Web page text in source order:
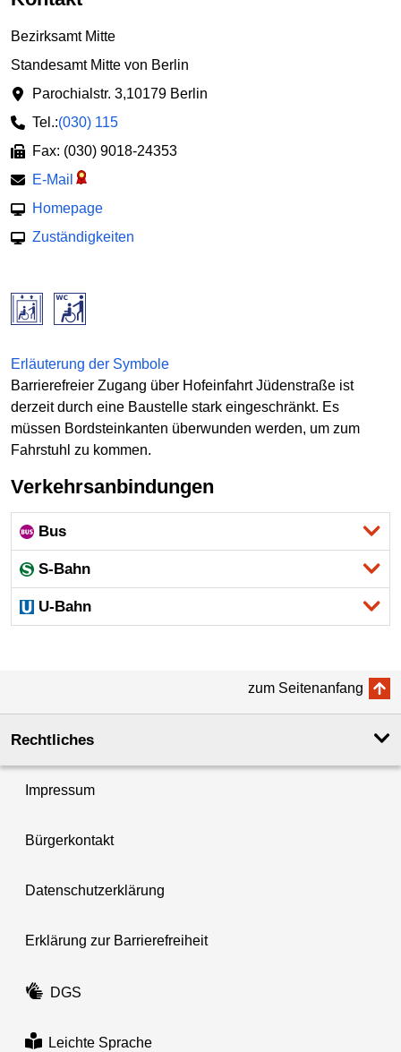
Bezirksamt Mitte
Standesamt Mitte von Berlin
Parochialstr. 3,10179 Berlin
Tel.:(030) 115
Fax: (030) 9018-24353
E-Mail
Homepage
Zuständigkeiten
Erläuterung der Symbole
Barrierefreier Zugang über Hofeinfahrt Jüdenstraße ist
derzeit durch eine Baustelle stark eingeschränkt. Es
müssen Bordsteinkanten überwunden werden, um zum
Fahrstuhl zu kommen.
Verkehrsanbindungen
Bus
S-Bahn
U-Bahn
zum Seitenanfang
Rechtliches
Impressum
Bürgerkontakt
Datenschutzerklärung
Erklärung zur Barrierefreiheit
DGS
Leichte Sprache